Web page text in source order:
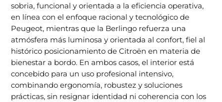
sobria, funcional y orientada a la eficiencia operativa,
en línea con el enfoque racional y tecnológico de
Peugeot, mientras que la Berlingo refuerza una
atmósfera más luminosa y orientada al confort, fiel al
histórico posicionamiento de Citroën en materia de
bienestar a bordo. En ambos casos, el interior está
concebido para un uso profesional intensivo,
combinando ergonomía, robustez y soluciones
prácticas, sin resignar identidad ni coherencia con los